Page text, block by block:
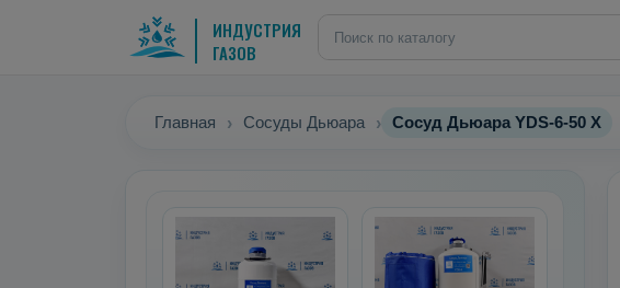
ИНДУСТРИЯ
ГАЗОВ
Главная Сосуды Дьюара Сосуд Дьюара YDS-6-50 X